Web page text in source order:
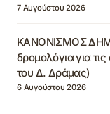
7 Αυγούστου 2026
ΚΑΝΟΝΙΣΜΟΣ
δρομολόγια για
του Δ. Δράμας)
6 Αυγούστου 2026